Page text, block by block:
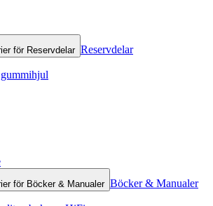
för Reservdelar Reservdelar
för Böcker & Manualer Böcker & Manualer